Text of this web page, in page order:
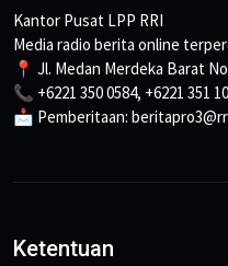
Kantor Pusat LPP RRI
Media radio berita online
📍 Jl. Medan Merdeka Barat
📞 +6221 350 0584, +6221 351
📩 Pemberitaan:
Ketentuan